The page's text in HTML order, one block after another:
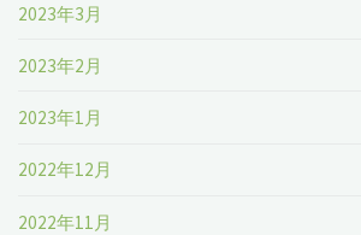
2023年3月
2023年2月
2023年1月
2022年12月
2022年11月